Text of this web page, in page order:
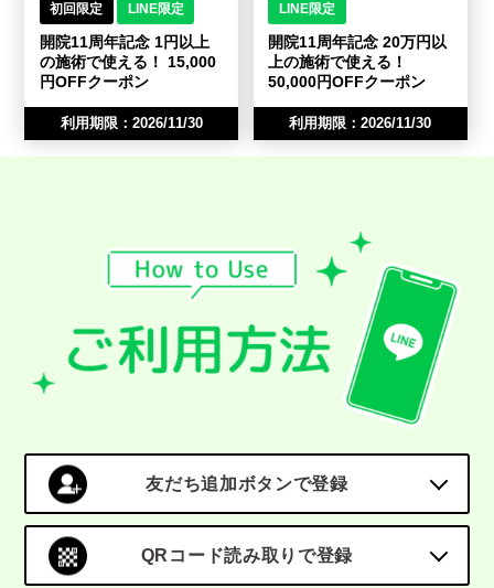
初回限定 LINE限定
開院11周年記念 1円以上
の施術で使える！ 15,000
円OFFクーポン
利用期限：2026/11/30
LINE限定
開院11周年記念 20万円以
上の施術で使える！
50,000円OFFクーポン
利用期限：2026/11/30
友だち追加ボタンで登録
QRコード読み取りで登録